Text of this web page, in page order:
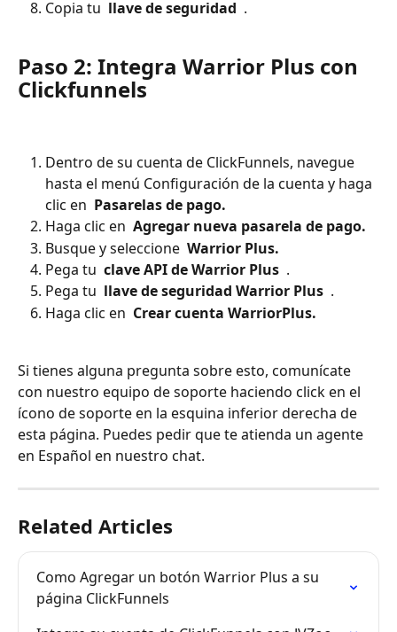
Copia tu llave de seguridad .
Paso 2: Integra Warrior Plus con
Clickfunnels
Dentro de su cuenta de ClickFunnels, navegue
hasta el menú Configuración de la cuenta y haga
clic en Pasarelas de pago.
Haga clic en Agregar nueva pasarela de pago.
Busque y seleccione Warrior Plus.
Pega tu clave API de Warrior Plus .
Pega tu llave de seguridad Warrior Plus .
Haga clic en Crear cuenta WarriorPlus.
Si tienes alguna pregunta sobre esto, comunícate
con nuestro equipo de soporte haciendo click en el
ícono de soporte en la esquina inferior derecha de
esta página. Puedes pedir que te atienda un agente
en Español en nuestro chat.
Related Articles
Como Agregar un botón Warrior Plus a su
página ClickFunnels